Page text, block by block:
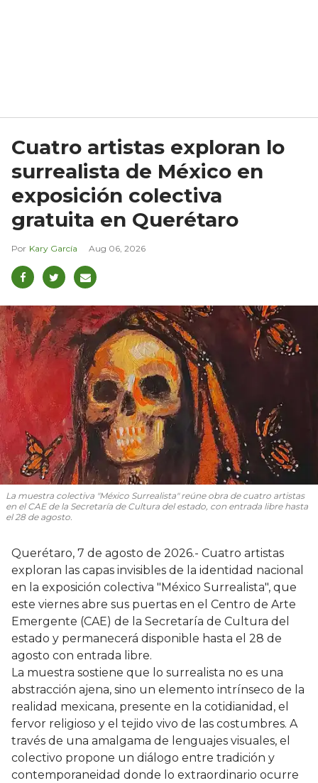
Cuatro artistas exploran lo
surrealista de México en
exposición colectiva
gratuita en Querétaro
Kary García Aug 06, 2026
La muestra colectiva "México Surrealista" reúne obra de cuatro artistas
en el CAE de la Secretaría de Cultura del estado, con entrada libre hasta
el 28 de agosto.
Querétaro, 7 de agosto de 2026.- Cuatro artistas
exploran las capas invisibles de la identidad nacional
en la exposición colectiva "México Surrealista", que
este viernes abre sus puertas en el Centro de Arte
Emergente (CAE) de la Secretaría de Cultura del
estado y permanecerá disponible hasta el 28 de
agosto con entrada libre.
La muestra sostiene que lo surrealista no es una
abstracción ajena, sino un elemento intrínseco de la
realidad mexicana, presente en la cotidianidad, el
fervor religioso y el tejido vivo de las costumbres. A
través de una amalgama de lenguajes visuales, el
colectivo propone un diálogo entre tradición y
contemporaneidad donde lo extraordinario ocurre